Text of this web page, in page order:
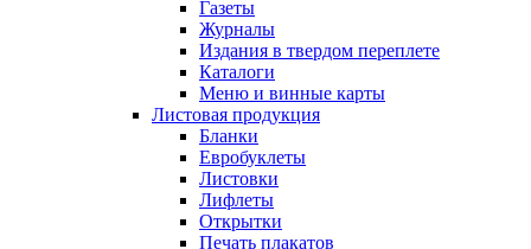
Газеты
Журналы
Издания в твердом переплете
Каталоги
Меню и винные карты
Листовая продукция
Бланки
Евробуклеты
Листовки
Лифлеты
Открытки
Печать плакатов